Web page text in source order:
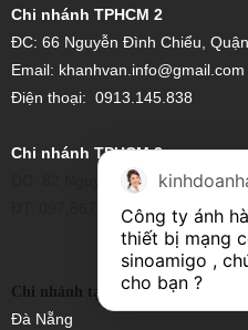
Chi nhánh TPHCM 2
ĐC: 66 Nguyễn Đình Chiểu,
Email: khanhvan.info@gmail.com
Điện thoại: 0913.145.838
Chi nhánh TPHCM 3
ĐC: 82 Nguyễn Xí, Phường 26,
ĐT: 097.867.6997
Chi nhánh tại Đà Nẵng
ĐC:14/4
Đà Nẵng
Công ty ánh
thiết bị mạng
sinoamigo ,
cho bạn ?